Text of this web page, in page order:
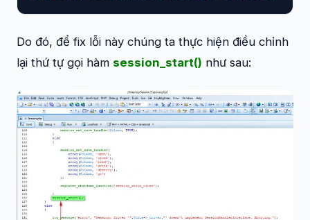
Do đó, để fix lỗi này chúng ta thực hiện điều chỉnh
lại thứ tự gọi hàm session_start() như sau: